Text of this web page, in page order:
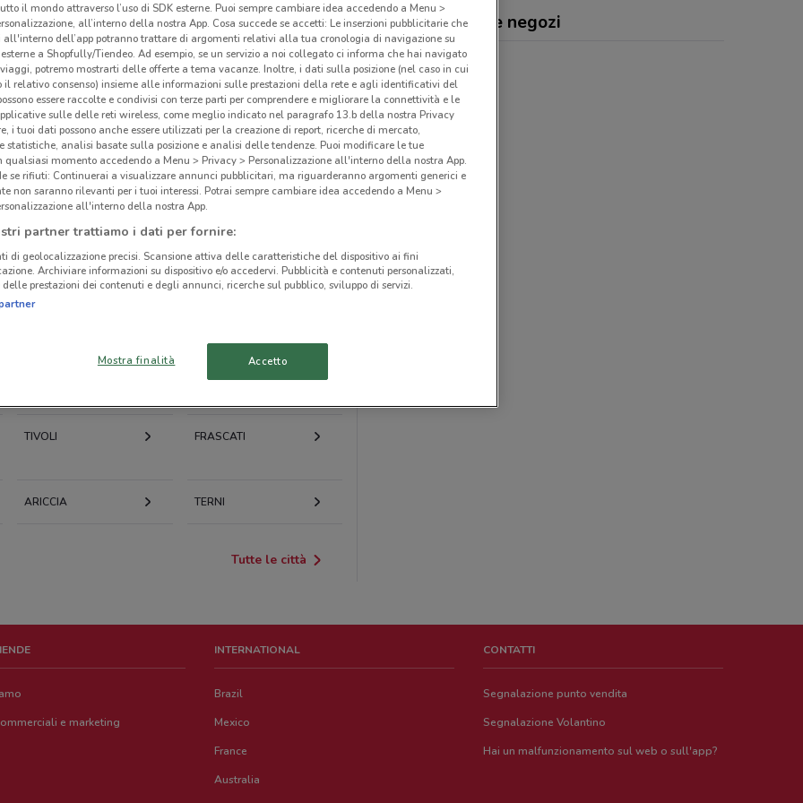
CIVITAVECCHIA
TIVOLI FRASCATI
ARICCIA TERNI
Tutte le città
Action, offerte e negozi
e marketing
INTERNATIONAL
Brazil
Mexico
France
Australia
CONTATTI
Segnalazione punto vendita
Segnalazione Volantino
Hai un malfunzionamento sul web o sull'app?
il mondo attraverso l’uso di SDK esterne. Puoi sempre cambiare idea accedendo a Menu >
all’interno della nostra App. Cosa succede se accetti: Le inserzioni pubblicitarie che
all'interno dell’app potranno trattare di argomenti relativi alla tua cronologia di navigazione su
a Shopfully/Tiendeo. Ad esempio, se un servizio a noi collegato ci informa che hai navigato
potremo mostrarti delle offerte a tema vacanze. Inoltre, i dati sulla posizione (nel caso in cui
il relativo consenso) insieme alle informazioni sulle prestazioni della rete e agli identificativi del
essere raccolte e condivisi con terze parti per comprendere e migliorare la connettività e le
sulle delle reti wireless, come meglio indicato nel paragrafo 13.b della nostra Privacy
i tuoi dati possono anche essere utilizzati per la creazione di report, ricerche di mercato,
statistiche, analisi basate sulla posizione e analisi delle tendenze. Puoi modificare le tue
qualsiasi momento accedendo a Menu > Privacy > Personalizzazione all'interno della nostra App.
se rifiuti: Continuerai a visualizzare annunci pubblicitari, ma riguarderanno argomenti generici e
non saranno rilevanti per i tuoi interessi. Potrai sempre cambiare idea accedendo a Menu >
all'interno della nostra App.
partner trattiamo i dati per fornire:
di geolocalizzazione precisi. Scansione attiva delle caratteristiche del dispositivo ai fini
Archiviare informazioni su dispositivo e/o accedervi. Pubblicità e contenuti personalizzati,
prestazioni dei contenuti e degli annunci, ricerche sul pubblico, sviluppo di servizi.
Mostra finalità Accetto